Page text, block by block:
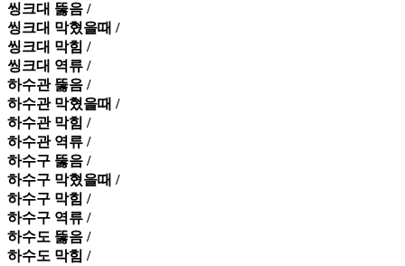
씽크대 뚫음 /
씽크대 막혔을때 /
씽크대 막힘 /
씽크대 역류 /
하수관 뚫음 /
하수관 막혔을때 /
하수관 막힘 /
하수관 역류 /
하수구 뚫음 /
하수구 막혔을때 /
하수구 막힘 /
하수구 역류 /
하수도 뚫음 /
하수도 막힘 /